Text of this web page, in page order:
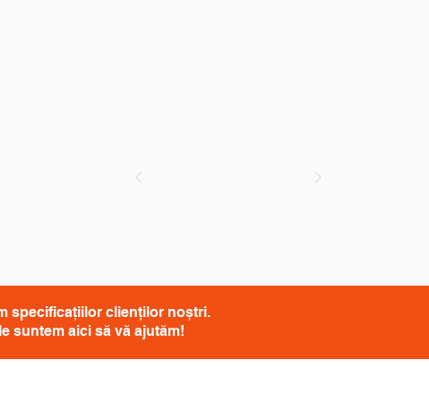
specificațiilor clienților noștri.
suntem aici să vă ajutăm!